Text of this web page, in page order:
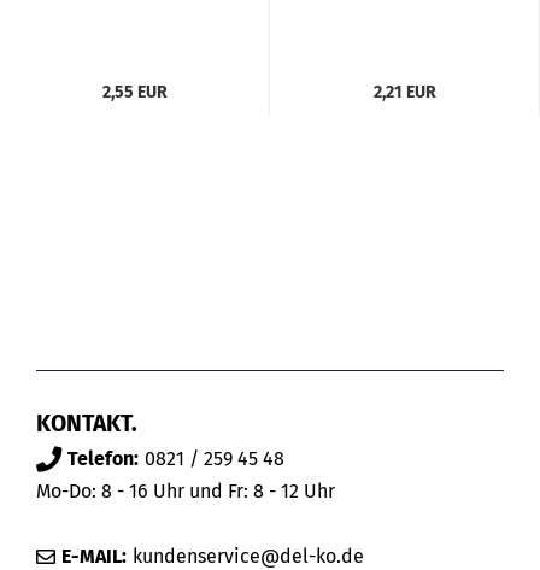
2,55 EUR 2,21 EUR
KONTAKT.
Telefon: 0821 / 259 45 48
Mo-Do: 8 - 16 Uhr und Fr: 8 - 12 Uhr
E-MAIL: kundenservice@del-ko.de